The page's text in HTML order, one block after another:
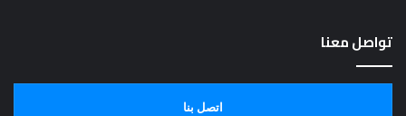
تواصل معنا
اتصل بنا